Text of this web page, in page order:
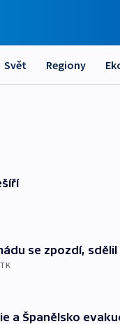
Svět Regiony
se zpozdí, sdělil
a Španělsko